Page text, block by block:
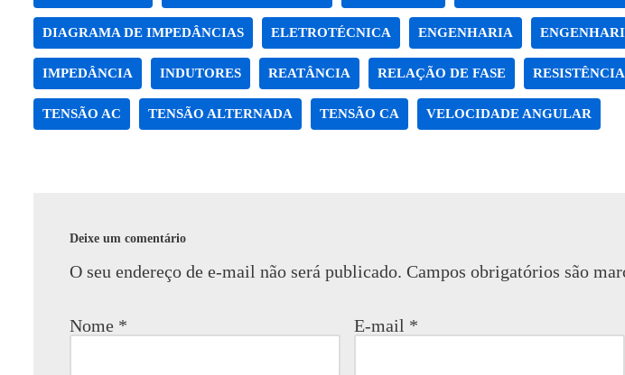
DIAGRAMA DE IMPEDÂNCIAS ELETROTÉCNICA ENGENHARIA
IMPEDÂNCIA INDUTORES REATÂNCIA RELAÇÃO DE FASE RESISTÊNCIA
TENSÃO AC TENSÃO ALTERNADA TENSÃO CA VELOCIDADE ANGULAR
Deixe um comentário
O seu endereço de e-mail não será publicado. Campos obrigatórios são
Nome * E-mail *